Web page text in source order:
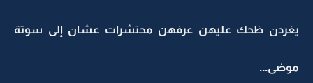
يغردن ظحك عليهن عرفهن محتشرات عشان إلى سوتة
موضى...